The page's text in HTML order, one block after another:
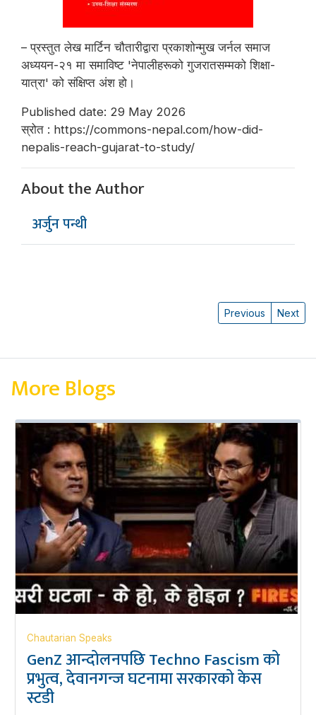
– प्रस्तुत लेख मार्टिन चौतारीद्वारा प्रकाशोन्मुख जर्नल समाज
अध्ययन-२१ मा समाविष्ट 'नेपालीहरूको गुजरातसम्मको शिक्षा-
यात्रा' को संक्षिप्त अंश हो।
Published date: 29 May 2026
स्रोत : https://commons-nepal.com/how-did-
nepalis-reach-gujarat-to-study/
About the Author
अर्जुन पन्थी
Previous Next
More Blogs
Chautarian Speaks
GenZ आन्दोलनपछि Techno Fascism को
प्रभुत्व, देवानगन्ज घटनामा सरकारको केस
स्टडी